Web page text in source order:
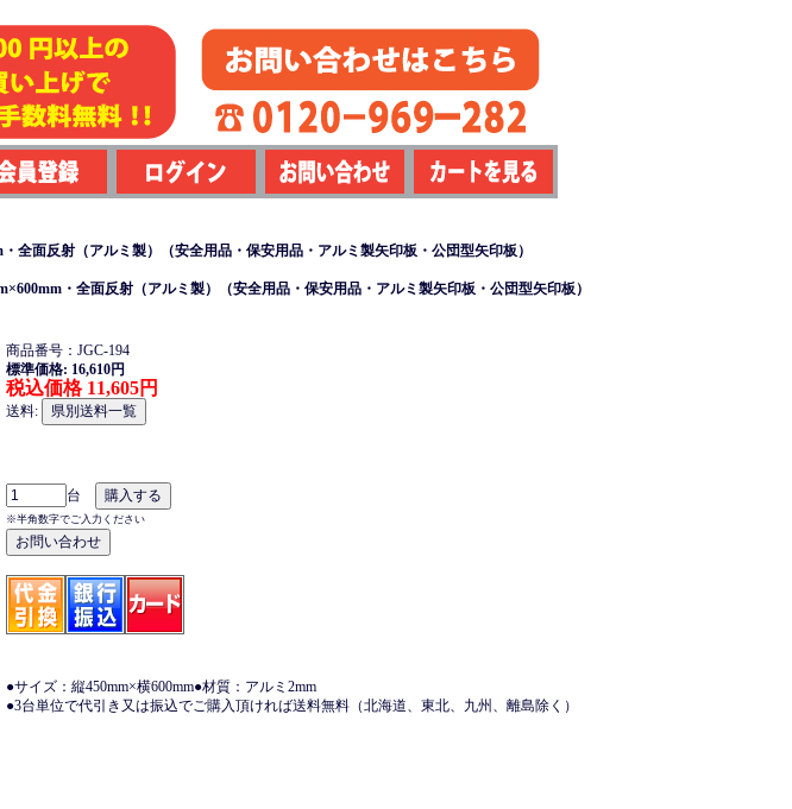
全面反射（アルミ製）（安全用品・保安用品・アルミ製矢印板・公団型矢印板）
・全面反射（アルミ製）（安全用品・保安用品・アルミ製矢印板・公団型矢印板）
商品番号：JGC-194
標準価格: 16,610円
税込価格 11,605円
送料:
台
※半角数字でご入力ください
●サイズ：縦450mm×横600mm●材質：アルミ2mm
●3台単位で代引き又は振込でご購入頂ければ送料無料（北海道、東北、九州、離島除く）